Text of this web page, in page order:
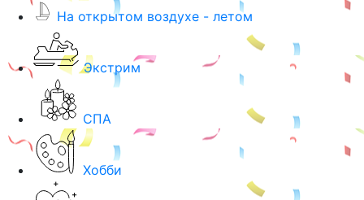
На открытом воздухе - летом
Экстрим
СПА
Хобби